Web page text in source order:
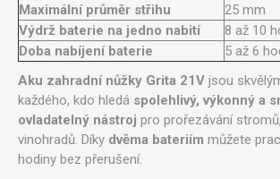
Maximální průměr střihu
25 mm
Výdrž baterie na jedno nabití
8 až 10
Doba nabíjení baterie
5 až 6
Aku zahradní nůžky Grita 21V jsou
každého, kdo hledá spolehlivý, výkonný a
ovladatelný nástroj pro prořezávání
vinohradů. Díky dvěma bateriím můžete
hodiny bez přerušení.